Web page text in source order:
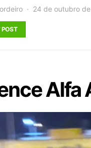
24 de outubro
POST
Alfa